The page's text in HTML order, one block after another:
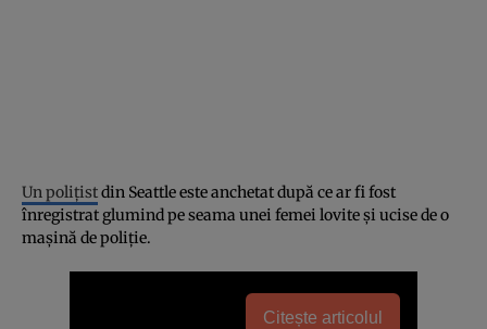
Un polițistdin Seattle este anchetat după ce ar fi fost
înregistrat glumind pe seama unei femei lovite și ucise de o
mașină de poliție.
Citește articolul